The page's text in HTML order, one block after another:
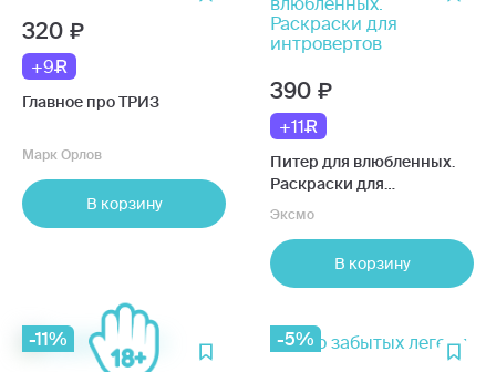
320
+9
Главное про ТРИЗ
Марк Орлов
В корзину
390
+11
Питер для влюбленных.
Раскраски для
интровертов
Эксмо
В корзину
-11% -5%